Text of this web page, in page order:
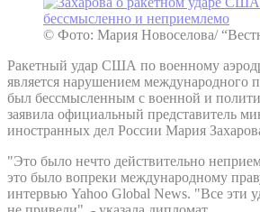
© Фото: Мария Новоселова/
Ракетный удар США по военному
является нарушением международного
был бессмысленным с военной и
заявила официальный представитель
иностранных дел России Мария
"Это было нечто действительно
это было вопреки международному
интервью Yahoo Global News. "Все эти